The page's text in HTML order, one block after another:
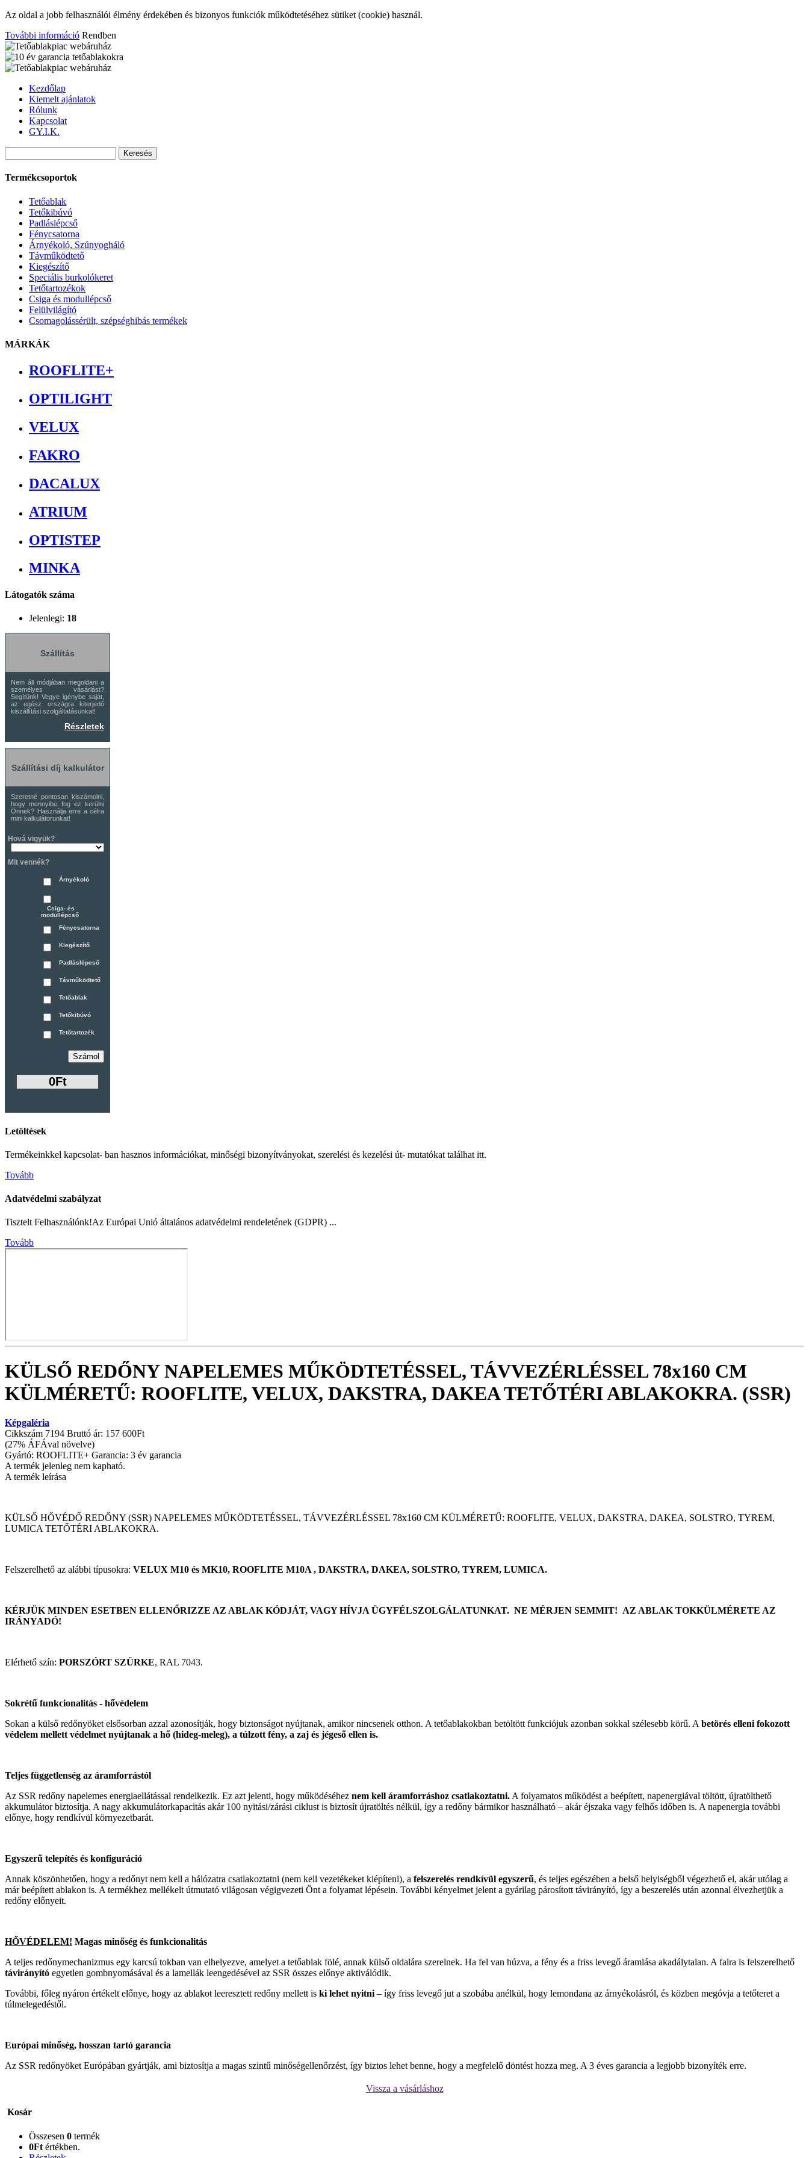
Az oldal a jobb felhasználói élmény érdekében és bizonyos funkciók működtetéséhez sütiket (cookie) használ.
További információ Rendben
Kezdőlap
Kiemelt ajánlatok
Rólunk
Kapcsolat
GY.I.K.
Termékcsoportok
Tetőablak
Tetőkibúvó
Padláslépcső
Fénycsatorna
Árnyékoló, Szúnyogháló
Távműködtető
Kiegészítő
Speciális burkolókeret
Tetőtartozékok
Csiga és modullépcső
Felülvilágító
Csomagolássérült, szépséghibás termékek
MÁRKÁK
ROOFLITE+
OPTILIGHT
VELUX
FAKRO
DACALUX
ATRIUM
OPTISTEP
MINKA
Látogatók száma
Jelenlegi: 18
Szállítás
Nem áll módjában megoldani a
személyes vásárlást?
Segítünk! Vegye igénybe saját,
az egész országra kiterjedő
kiszállítási szolgáltatásunkat!
Részletek
Szállítási díj kalkulátor
Szeretné pontosan kiszámolni,
hogy mennyibe fog ez kerülni
Önnek? Használja erre a célra
mini kalkulátorunkat!
Hová vigyük?
Mit vennék?
Árnyékoló
Csiga- és
modullépcső
Fénycsatorna
Kiegészítő
Padláslépcső
Távműködtető
Tetőablak
Tetőkibúvó
Tetőtartozék
0Ft
Letöltések
Termékeinkkel kapcsolat- ban hasznos információkat, minőségi bizonyítványokat, szerelési és kezelési út- mutatókat találhat itt.
Tovább
Adatvédelmi szabályzat
Tisztelt Felhasználónk!Az Európai Unió általános adatvédelmi rendeletének (GDPR) ...
Tovább
KÜLSŐ REDŐNY NAPELEMES MŰKÖDTETÉSSEL, TÁVVEZÉRLÉSSEL 78x160 CM
KÜLMÉRETŰ: ROOFLITE, VELUX, DAKSTRA, DAKEA TETŐTÉRI ABLAKOKRA. (SSR)
Képgaléria
Cikkszám 7194 Bruttó ár: 157 600Ft
(27% ÁFÁval növelve)
Gyártó: ROOFLITE+ Garancia: 3 év garancia
A termék jelenleg nem kapható.
A termék leírása
KÜLSŐ HŐVÉDŐ REDŐNY (SSR) NAPELEMES MŰKÖDTETÉSSEL, TÁVVEZÉRLÉSSEL 78x160 CM KÜLMÉRETŰ: ROOFLITE, VELUX, DAKSTRA, DAKEA, SOLSTRO, TYREM,
LUMICA TETŐTÉRI ABLAKOKRA.
Felszerelhető az alábbi típusokra: VELUX M10 és MK10, ROOFLITE M10A , DAKSTRA, DAKEA, SOLSTRO, TYREM, LUMICA.
KÉRJÜK MINDEN ESETBEN ELLENŐRIZZE AZ ABLAK KÓDJÁT, VAGY HÍVJA ÜGYFÉLSZOLGÁLATUNKAT. NE MÉRJEN SEMMIT! AZ ABLAK TOKKÜLMÉRETE AZ
IRÁNYADÓ!
Elérhető szín: PORSZÓRT SZÜRKE, RAL 7043.
Sokrétű funkcionalitás - hővédelem
Sokan a külső redőnyöket elsősorban azzal azonosítják, hogy biztonságot nyújtanak, amikor nincsenek otthon. A tetőablakokban betöltött funkciójuk azonban sokkal szélesebb körű. A betörés elleni fokozott
védelem mellett védelmet nyújtanak a hő (hideg-meleg), a túlzott fény, a zaj és jégeső ellen is.
Teljes függetlenség az áramforrástól
Az SSR redőny napelemes energiaellátással rendelkezik. Ez azt jelenti, hogy működéséhez nem kell áramforráshoz csatlakoztatni. A folyamatos működést a beépített, napenergiával töltött, újratölthető
akkumulátor biztosítja. A nagy akkumulátorkapacitás akár 100 nyitási/zárási ciklust is biztosít újratöltés nélkül, így a redőny bármikor használható – akár éjszaka vagy felhős időben is. A napenergia további
előnye, hogy rendkívül környezetbarát.
Egyszerű telepítés és konfiguráció
Annak köszönhetően, hogy a redőnyt nem kell a hálózatra csatlakoztatni (nem kell vezetékeket kiépíteni), a felszerelés rendkívül egyszerű, és teljes egészében a belső helyiségből végezhető el, akár utólag a
már beépített ablakon is. A termékhez mellékelt útmutató világosan végigvezeti Önt a folyamat lépésein. További kényelmet jelent a gyárilag párosított távirányító, így a beszerelés után azonnal élvezhetjük a
redőny előnyeit.
HŐVÉDELEM! Magas minőség és funkcionalitás
A teljes redőnymechanizmus egy karcsú tokban van elhelyezve, amelyet a tetőablak fölé, annak külső oldalára szerelnek. Ha fel van húzva, a fény és a friss levegő áramlása akadálytalan. A falra is felszerelhető
távirányító egyetlen gombnyomásával és a lamellák leengedésével az SSR összes előnye aktiválódik.
További, főleg nyáron értékelt előnye, hogy az ablakot leeresztett redőny mellett is ki lehet nyitni – így friss levegő jut a szobába anélkül, hogy lemondana az árnyékolásról, és közben megóvja a tetőteret a
túlmelegedéstől.
Európai minőség, hosszan tartó garancia
Az SSR redőnyöket Európában gyártják, ami biztosítja a magas szintű minőségellenőrzést, így biztos lehet benne, hogy a megfelelő döntést hozza meg. A 3 éves garancia a legjobb bizonyíték erre.
Vissza a vásárláshoz
Kosár
Összesen 0 termék
0Ft értékben.